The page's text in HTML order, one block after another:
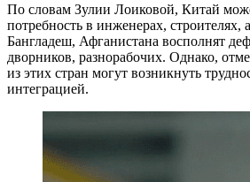
По словам Зулии Лоиковой, Китай
потребность в инженерах,
Бангладеш, Афганистана восполнят
дворников, разнорабочих. Однако,
из этих стран могут возникнуть
интеграцией.